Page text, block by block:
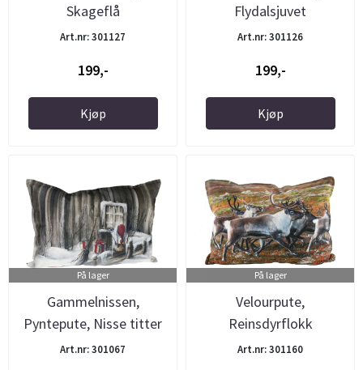
Skageflå
Art.nr: 301127
199,-
Kjøp
Flydalsjuvet
Art.nr: 301126
199,-
Kjøp
På lager
Gammelnissen,
Pyntepute, Nisse titter
inn
Art.nr: 301067
På lager
Velourpute,
Reinsdyrflokk
Art.nr: 301160